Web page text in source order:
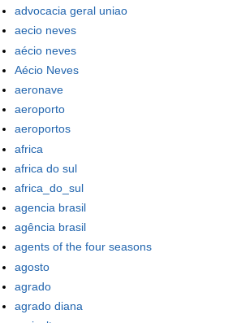
advocacia geral uniao
aecio neves
aécio neves
Aécio Neves
aeronave
aeroporto
aeroportos
africa
africa do sul
africa_do_sul
agencia brasil
agência brasil
agents of the four seasons
agosto
agrado
agrado diana